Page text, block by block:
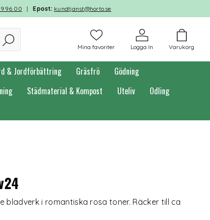
00 |Epost: kundtjanst@horto.se
Varukorg
Logga In
Mina favoriter
& Jordförbättring Gräsfrö
Gödning
Städmaterial & Kompost Uteliv
Odling
i romantiska rosa toner. Räcker till ca